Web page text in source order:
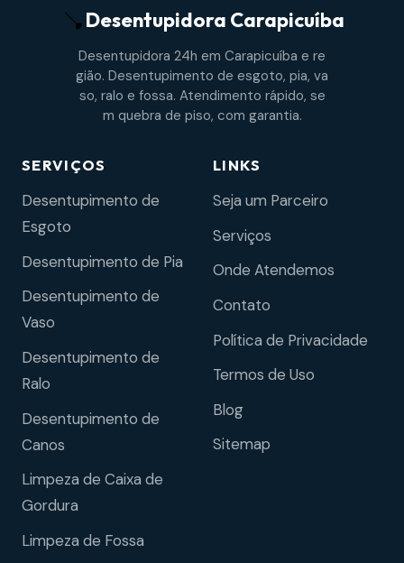
Desentupidora Carapicuíba
Desentupidora 24h em Carapicuíba e re
gião. Desentupimento de esgoto, pia, va
so, ralo e fossa. Atendimento rápido, se
m quebra de piso, com garantia.
SERVIÇOS
Desentupimento de
Esgoto
Desentupimento de Pia
Desentupimento de
Vaso
Desentupimento de
Ralo
Desentupimento de
Canos
Limpeza de Caixa de
Gordura
Limpeza de Fossa
LINKS
Seja um Parceiro
Serviços
Onde Atendemos
Contato
Política de Privacidade
Termos de Uso
Blog
Sitemap